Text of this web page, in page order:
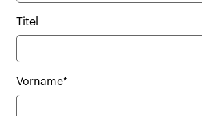
Titel
Vorname*